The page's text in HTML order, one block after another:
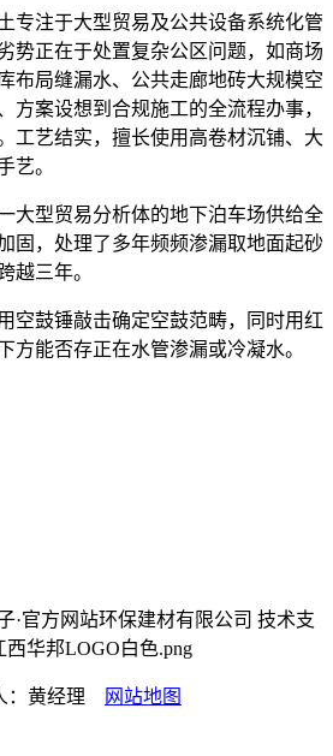
注于大型贸易及公共设备系统化管
势正在于处置复杂公区问题，如商场
布局缝漏水、公共走廊地砖大规模空
方案设想到合规施工的全流程办事，
工艺结实，擅长使用高卷材沉铺、大
艺。
型贸易分析体的地下泊车场供给全
固，处理了多年频频渗漏取地面起砂
越三年。
鼓锤敲击确定空鼓范畴，同时用红
方能否存正在水管渗漏或冷凝水。
·官方网站环保建材有限公司 技术支
：黄经理 网站地图